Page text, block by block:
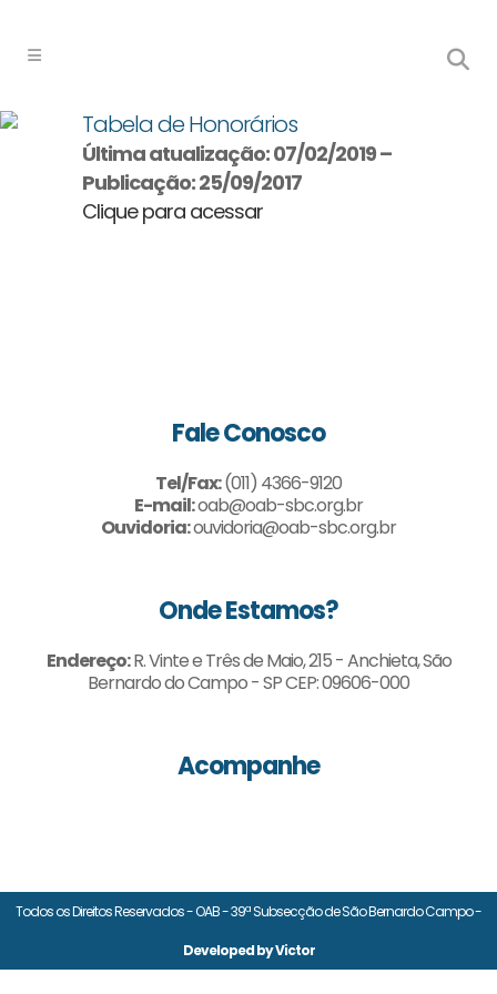
Tabela de Honorários
Última atualização: 07/02/2019 –
Publicação: 25/09/2017
Clique para acessar
Fale Conosco
Tel/Fax:(011) 4366-9120
E-mail:oab@oab-sbc.org.br
Ouvidoria:ouvidoria@oab-sbc.org.br
Onde Estamos?
Endereço:R. Vinte e Três de Maio, 215 - Anchieta, São
Bernardo do Campo - SP CEP: 09606-000
Acompanhe
Todos os Direitos Reservados - OAB - 39ª Subsecção de São Bernardo Campo -
Developed by Victor